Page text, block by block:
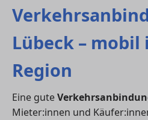
Lübeck –
Region
Eine gute
Mieter:innen und